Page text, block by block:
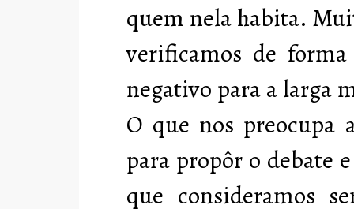
quem nela habita.
verificamos de
negativo para a larga
O que nos preocupa
para propôr o debate
que consideramos